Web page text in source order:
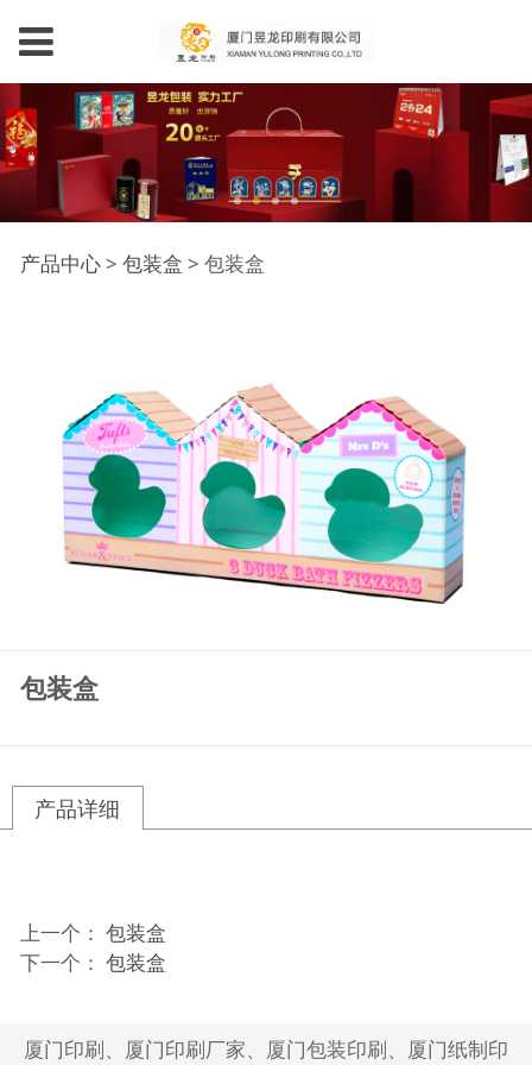
包装盒
产品中心> 包装盒 > 包装盒
包装盒
产品详细
上一个： 包装盒
下一个： 包装盒
厦门印刷、厦门印刷厂家、厦门包装印刷、厦门纸制印